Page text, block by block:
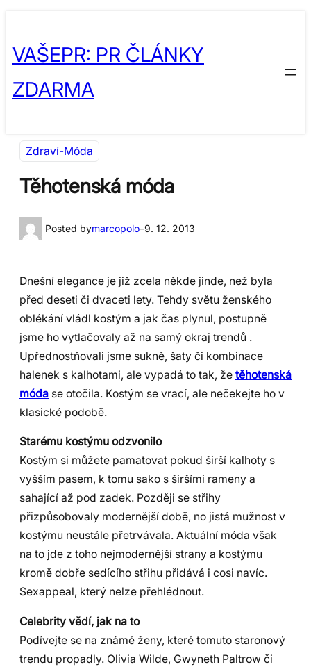
obsah
content
VAŠEPR: PR ČLÁNKY
ZDARMA
Zdraví-Móda
Těhotenská móda
Posted bymarcopolo–9. 12. 2013
Dnešní elegance je již zcela někde jinde, než byla
před deseti či dvaceti lety. Tehdy světu ženského
oblékání vládl kostým a jak čas plynul, postupně
jsme ho vytlačovaly až na samý okraj trendů .
Upřednostňovali jsme sukně, šaty či kombinace
halenek s kalhotami, ale vypadá to tak, že těhotenská
móda se otočila. Kostým se vrací, ale nečekejte ho v
klasické podobě.
Starému kostýmu odzvonilo
Kostým si můžete pamatovat pokud širší kalhoty s
vyšším pasem, k tomu sako s širšími rameny a
sahající až pod zadek. Později se střihy
přizpůsobovaly modernější době, no jistá mužnost v
kostýmu neustále přetrvávala. Aktuální móda však
na to jde z toho nejmodernější strany a kostýmu
kromě dobře sedícího střihu přidává i cosi navíc.
Sexappeal, který nelze přehlédnout.
Celebrity vědí, jak na to
Podívejte se na známé ženy, které tomuto staronový
trendu propadly. Olivia Wilde, Gwyneth Paltrow či